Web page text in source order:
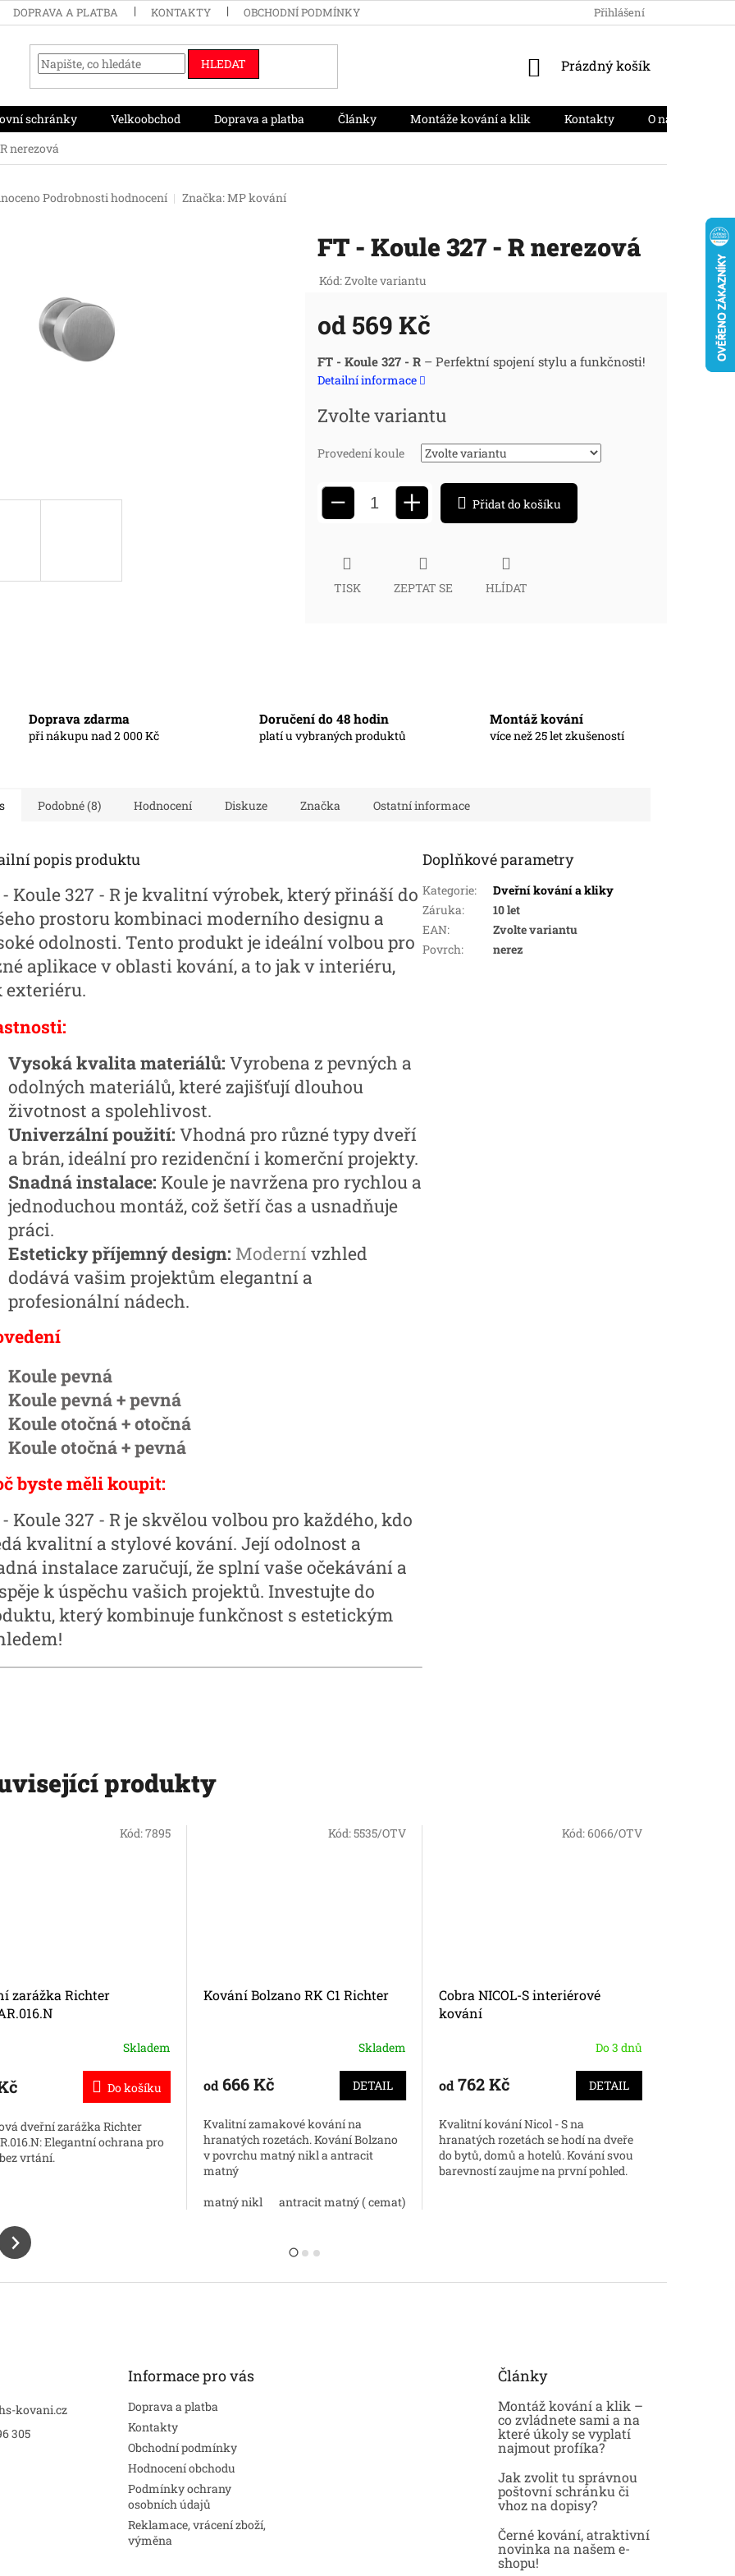
DOPRAVA A PLATBA KONTAKTY OBCHODNÍ PODMÍNKY PODMÍNKY OCHRANY OSOBNÍCH
Přihlášení
HLEDAT
NÁKUPNÍ
Prázdný košík
schránky Velkoobchod Doprava a platba Články Montáže kování a klik Kontakty O nás
nerezová
Podrobnosti hodnocení Značka:MP kování
FT - Koule 327 - R nerezová
Kód:Zvolte variantu
od 569 Kč
Měrná
cena:
FT - Koule 327 - R– Perfektní spojení stylu a funkčnosti!
Detailní informace
Zvolte variantu
Provedení koule
− + Přidat do košíku
TISK ZEPTAT SE HLÍDAT
Doprava zdarma
při nákupu nad 2 000 Kč
Doručení do 48 hodin
platí u vybraných produktů
Montáž kování
více než 25 let zkušeností
Podobné (8) Hodnocení Diskuze Značka Ostatní informace
popis produktu
Koule 327 - R je kvalitní výrobek, který přináší do
prostoru kombinaci moderního designu a
odolnosti. Tento produkt je ideální volbou pro
aplikace v oblasti kování, a to jak v interiéru,
exteriéru.
Vysoká kvalita materiálů: Vyrobena z pevných a
odolných materiálů, které zajišťují dlouhou
životnost a spolehlivost.
Univerzální použití: Vhodná pro různé typy dveří
a brán, ideální pro rezidenční i komerční projekty.
Snadná instalace: Koule je navržena pro rychlou a
jednoduchou montáž, což šetří čas a usnadňuje
práci.
Esteticky příjemný design: Moderní vzhled
dodává vašim projektům elegantní a
profesionální nádech.
Koule pevná
Koule pevná + pevná
Koule otočná + otočná
Koule otočná + pevná
byste měli koupit:
Koule 327 - R je skvělou volbou pro každého, kdo
kvalitní a stylové kování. Její odolnost a
instalace zaručují, že splní vaše očekávání a
k úspěchu vašich projektů. Investujte do
který kombinuje funkčnost s estetickým
Doplňkové parametry
Kategorie:
Dveřní kování a kliky
Záruka:
10 let
EAN:
Zvolte variantu
Povrch: nerez
produkty
zarážka Richter
Skladem
Do košíku
dveřní zarážka Richter
Elegantní ochrana pro
vrtání.
Kód:7895
Kování Bolzano RK C1 Richter
produktu
je
z
5
hvězdiček.
Skladem
od666 Kč DETAIL
Kvalitní zamakové kování na
hranatých rozetách. Kování Bolzano
v povrchu matný nikl a antracit
matný
matný nikl
antracit matný ( cemat)
Kód:5535/OTV
Cobra NICOL-S interiérové
kování
Do 3 dnů
od762 Kč DETAIL
Kvalitní kování Nicol - S na
hranatých rozetách se hodí na dveře
do bytů, domů a hotelů. Kování svou
barevností zaujme na první pohled.
Kód:6066/OTV
kovani.cz
305
Informace pro vás
Doprava a platba
Kontakty
Obchodní podmínky
Hodnocení obchodu
Podmínky ochrany
osobních údajů
Reklamace, vrácení zboží,
výměna
Články
Montáž kování a klik –
co zvládnete sami a na
které úkoly se vyplatí
najmout profíka?
Jak zvolit tu správnou
poštovní schránku či
vhoz na dopisy?
Černé kování, atraktivní
novinka na našem e-
shopu!